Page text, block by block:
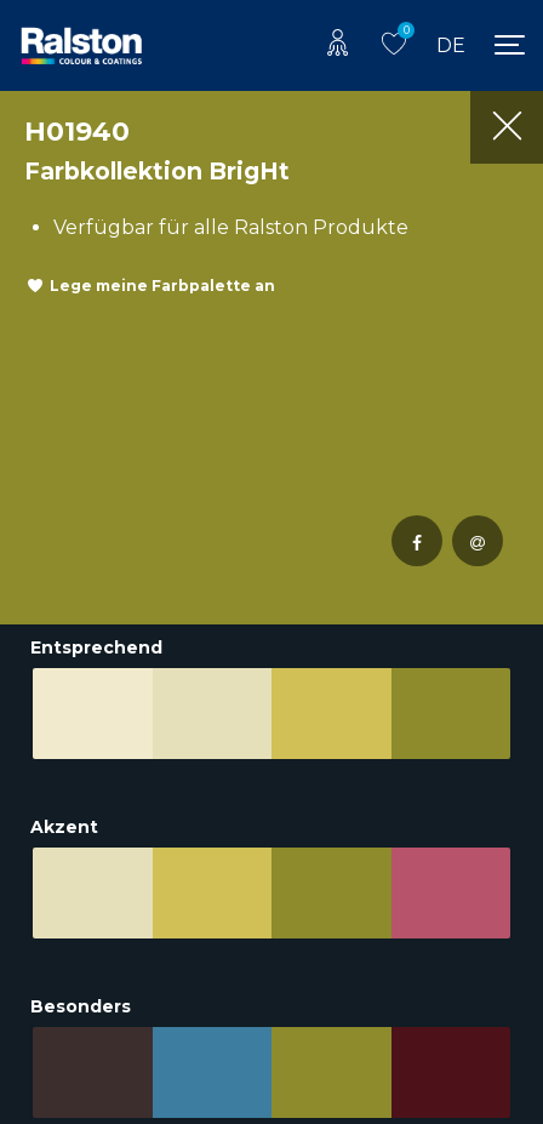
0
DE
H01940
Farbkollektion BrigHt
Verfügbar für alle Ralston Produkte
Lege meine Farbpalette an
Entsprechend
Akzent
Besonders